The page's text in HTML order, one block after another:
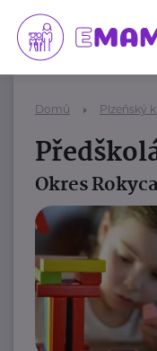
Domů Plzeňský
Okres